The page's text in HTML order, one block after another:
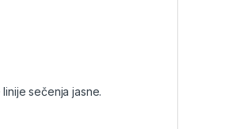
sečenja jasne.